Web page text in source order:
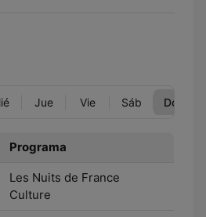
Jue Vie Sáb Dom
Programa
Les Nuits de France
Culture